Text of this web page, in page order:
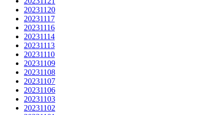
20231120
20231117
20231116
20231114
20231113
20231110
20231109
20231108
20231107
20231106
20231103
20231102